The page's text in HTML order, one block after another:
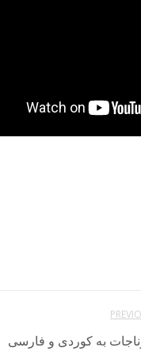
به کوردی و فارسی